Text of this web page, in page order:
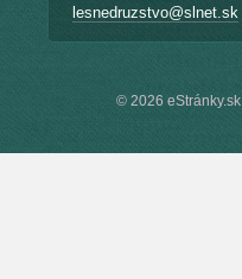
lesnedruzstvo@slnet.sk
© 2026 eStránky.sk